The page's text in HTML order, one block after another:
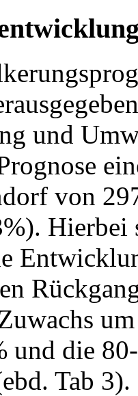
und
von
Hierbei
und die
Tab 3).